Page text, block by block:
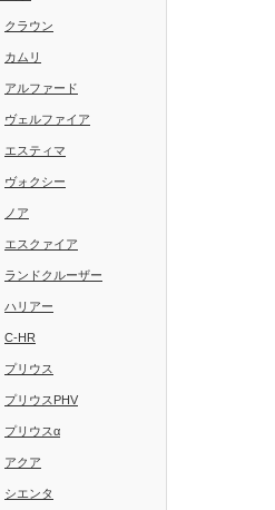
クラウン
カムリ
アルファード
ヴェルファイア
エスティマ
ヴォクシー
ノア
エスクァイア
ランドクルーザー
ハリアー
C-HR
プリウス
プリウスPHV
プリウスα
アクア
シエンタ